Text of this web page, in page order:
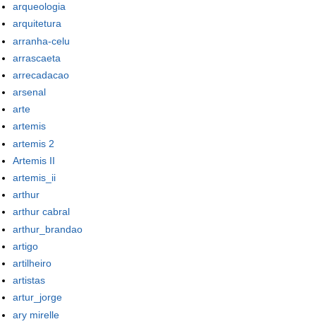
arqueologia
arquitetura
arranha-celu
arrascaeta
arrecadacao
arsenal
arte
artemis
artemis 2
Artemis II
artemis_ii
arthur
arthur cabral
arthur_brandao
artigo
artilheiro
artistas
artur_jorge
ary mirelle